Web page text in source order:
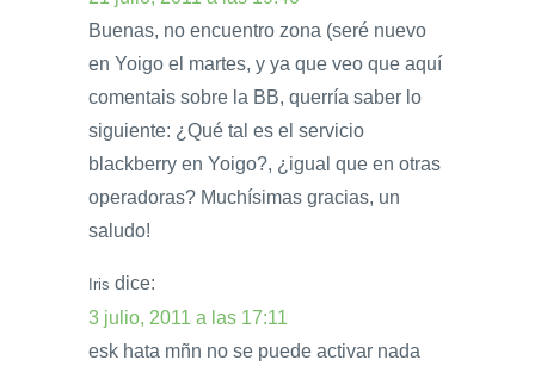
Buenas, no encuentro zona (seré nuevo
en Yoigo el martes, y ya que veo que aquí
comentais sobre la BB, querría saber lo
siguiente: ¿Qué tal es el servicio
blackberry en Yoigo?, ¿igual que en otras
operadoras? Muchísimas gracias, un
saludo!
Iris dice:
3 julio, 2011 a las 17:11
esk hata mñn no se puede activar nada